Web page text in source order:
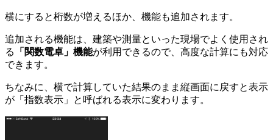
横にすると桁数が増えるほか、機能も追加されます。
追加される機能は、建築や測量といった現場でよく使用され
る
「関数電卓」機能が利用できるので、高度な計算にも対応
できます。
ちなみに、横で計算していた結果のまま縦画面に戻すと表示
が「指数表示」と呼ばれる表示に変わります。